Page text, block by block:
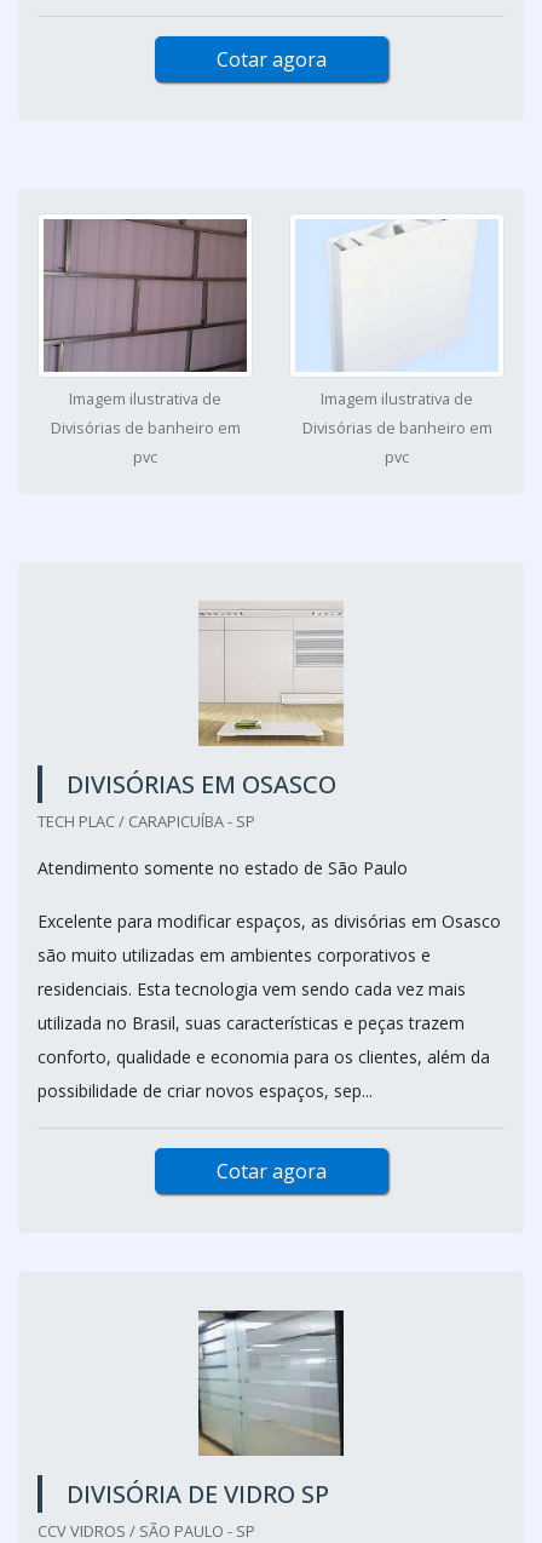
Cotar agora
Imagem ilustrativa de
Divisórias de banheiro em
pvc
Imagem ilustrativa de
Divisórias de banheiro em
pvc
DIVISÓRIAS EM OSASCO
TECH PLAC / CARAPICUÍBA - SP
Atendimento somente no estado de São Paulo
Excelente para modificar espaços, as divisórias em Osasco
são muito utilizadas em ambientes corporativos e
residenciais. Esta tecnologia vem sendo cada vez mais
utilizada no Brasil, suas características e peças trazem
conforto, qualidade e economia para os clientes, além da
possibilidade de criar novos espaços, sep...
Cotar agora
DIVISÓRIA DE VIDRO SP
CCV VIDROS / SÃO PAULO - SP